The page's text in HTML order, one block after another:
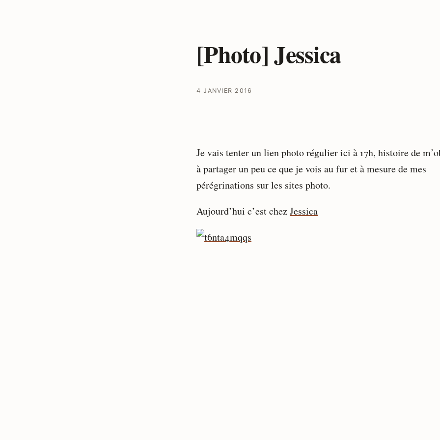
[Photo] Jessica
4 JANVIER 2016
Je vais tenter un lien photo régulier ici à 17h, histoire de
à partager un peu ce que je vois au fur et à mesure de mes
pérégrinations sur les sites photo.
Aujourd’hui c’est chezJessica